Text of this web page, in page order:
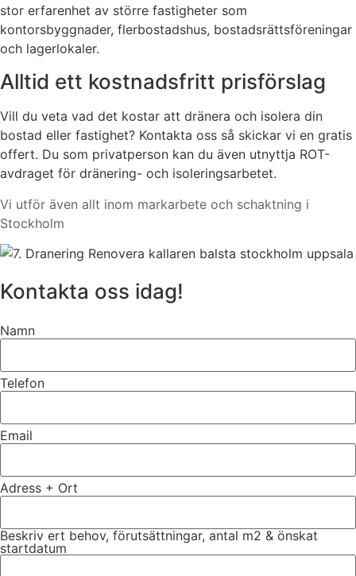
stor erfarenhet av större fastigheter som
kontorsbyggnader, flerbostadshus, bostadsrättsföreningar
och lagerlokaler.
Alltid ett kostnadsfritt prisförslag
Vill du veta vad det kostar att dränera och isolera din
bostad eller fastighet? Kontakta oss så skickar vi en gratis
offert. Du som privatperson kan du även utnyttja ROT-
avdraget för dränering- och isoleringsarbetet.
Vi utför även allt inom markarbete och schaktning i
Stockholm
Kontakta oss idag!
Namn
Telefon
Email
Adress + Ort
Beskriv ert behov, förutsättningar, antal m2 & önskat
startdatum